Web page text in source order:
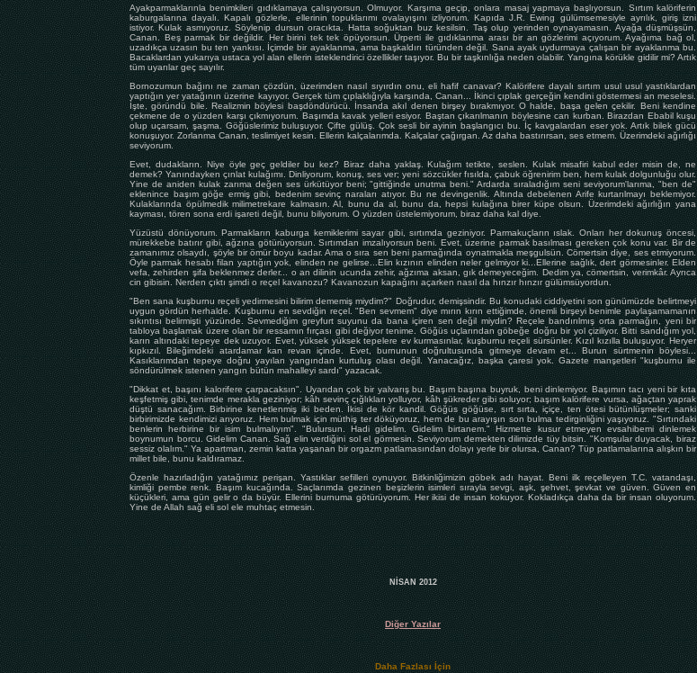
Ayakparmaklarınla benimkileri gıdıklamaya çalışıyorsun. Olmuyor. Karşıma geçip, onlara masaj yapmaya başlıyorsun. Sırtım kalöriferin
kaburgalarına dayalı. Kapalı gözlerle, ellerinin topuklarımı ovalayışını izliyorum. Kapıda J.R. Ewing gülümsemesiyle ayrılık, giriş izni
istiyor. Kulak asmıyoruz. Söylenip dursun oracıkta. Hatta soğuktan buz kesilsin. Taş olup yerinden oynayamasın. Ayağa düşmüşsün,
Canan. Beş parmak bir değildir. Her birini tek tek öpüyorsun. Ürperti ile gıdıklanma arası bir an gözlerimi açıyorum. Ayağıma bağ ol,
uzadıkça uzasın bu ten yankısı. İçimde bir ayaklanma, ama başkaldırı türünden değil. Sana ayak uydurmaya çalışan bir ayaklanma bu.
Bacaklardan yukarıya ustaca yol alan ellerin isteklendirici özellikler taşıyor. Bu bir taşkınlığa neden olabilir. Yangına körükle gidilir mi? Artık
tüm uyarılar geç sayılır.
Bornozumun bağını ne zaman çözdün, üzerimden nasıl sıyırdın onu, eli hafif canavar? Kalörifere dayalı sırtım usul usul yastıklardan
yaptığın yer yatağının üzerine kayıyor. Gerçek tüm çıplaklığıyla karşında, Canan... İkinci çıplak gerçeğin kendini göstermesi an meselesi.
İşte, göründü bile. Realizmin böylesi başdöndürücü. İnsanda akıl denen birşey bırakmıyor. O halde, başa gelen çekilir. Beni kendine
çekmene de o yüzden karşı çıkmıyorum. Başımda kavak yelleri esiyor. Baştan çıkarılmanın böylesine can kurban. Birazdan Ebabil kuşu
olup uçarsam, şaşma. Göğüslerimiz buluşuyor. Çifte gülüş. Çok sesli bir ayinin başlangıcı bu. İç kavgalardan eser yok. Artık bilek gücü
konuşuyor. Zorlanma Canan, teslimiyet kesin. Ellerin kalçalarımda. Kalçalar çağırgan. Az daha bastırırsan, ses etmem. Üzerimdeki ağırlığı
seviyorum.
Evet, dudakların. Niye öyle geç geldiler bu kez? Biraz daha yaklaş. Kulağım tetikte, seslen. Kulak misafiri kabul eder misin de, ne
demek? Yanındayken çınlat kulağımı. Dinliyorum, konuş, ses ver; yeni sözcükler fısılda, çabuk öğrenirim ben, hem kulak dolgunluğu olur.
Yine de aniden kulak zarıma değen ses ürkütüyor beni; "gittiğinde unutma beni." Ardarda sıraladığım seni seviyorum'larıma, "ben de"
eklenince başım göğe ermiş gibi, bedenim sevinç naraları atıyor. Bu ne devingenlik. Altında debelenen Arife kurtarılmayı beklemiyor.
Kulaklarında öpülmedik milimetrekare kalmasın. Al, bunu da al, bunu da, hepsi kulağına birer küpe olsun. Üzerimdeki ağırlığın yana
kayması, tören sona erdi işareti değil, bunu biliyorum. O yüzden üstelemiyorum, biraz daha kal diye.
Yüzüstü dönüyorum. Parmakların kaburga kemiklerimi sayar gibi, sırtımda geziniyor. Parmakuçların ıslak. Onları her dokunuş öncesi,
mürekkebe batırır gibi, ağzına götürüyorsun. Sırtımdan imzalıyorsun beni. Evet, üzerine parmak basılması gereken çok konu var. Bir de
zamanımız olsaydı, şöyle bir ömür boyu kadar. Ama o sıra sen beni parmağında oynatmakla meşgulsün. Cömertsin diye, ses etmiyorum.
Öyle parmak hesabı filan yaptığın yok, elinden ne gelirse...Elin kızının elinden neler gelmiyor ki...Ellerine sağlık, dert görmesinler. Elden
vefa, zehirden şifa beklenmez derler... o an dilinin ucunda zehir, ağzıma aksan, gık demeyeceğim. Dedim ya, cömertsin, verimkâr. Ayrıca
cin gibisin. Nerden çıktı şimdi o reçel kavanozu? Kavanozun kapağını açarken nasıl da hınzır hınzır gülümsüyordun.
"Ben sana kuşburnu reçeli yedirmesini bilirim dememiş miydim?" Doğrudur, demişsindir. Bu konudaki ciddiyetini son günümüzde belirtmeyi
uygun gördün herhalde. Kuşburnu en sevdiğin reçel. "Ben sevmem" diye mırın kırın ettiğimde, önemli birşeyi benimle paylaşamamanın
sıkıntısı belirmişti yüzünde. Sevmediğim greyfurt suyunu da bana içiren sen değil miydin? Reçele bandırılmış orta parmağın, yeni bir
tabloya başlamak üzere olan bir ressamın fırçası gibi değiyor tenime. Göğüs uçlarından göbeğe doğru bir yol çiziliyor. Bitti sandığım yol,
karın altındaki tepeye dek uzuyor. Evet, yüksek yüksek tepelere ev kurmasınlar, kuşburnu reçeli sürsünler. Kızıl kızılla buluşuyor. Heryer
kıpkızıl. Bileğimdeki atardamar kan revan içinde. Evet, burnunun doğrultusunda gitmeye devam et... Burun sürtmenin böylesi...
Kasıklarımdan tepeye doğru yayılan yangından kurtuluş olası değil. Yanacağız, başka çaresi yok. Gazete manşetleri "kuşburnu ile
söndürülmek istenen yangın bütün mahalleyi sardı" yazacak.
"Dikkat et, başını kalorifere çarpacaksın". Uyarıdan çok bir yalvarış bu. Başım başına buyruk, beni dinlemiyor. Başımın tacı yeni bir kıta
keşfetmiş gibi, tenimde merakla geziniyor; kâh sevinç çığlıkları yolluyor, kâh şükreder gibi soluyor; başım kalörifere vursa, ağaçtan yaprak
düştü sanacağım. Birbirine kenetlenmiş iki beden. İkisi de kör kandil. Göğüs göğüse, sırt sırta, içiçe, ten ötesi bütünlüşmeler; sanki
birbirimizde kendimizi arıyoruz. Hem bulmak için müthiş ter döküyoruz, hem de bu arayışın son bulma tedirginliğini yaşıyoruz. "Sırtındaki
benlerin herbirine bir isim bulmalıyım". "Bulursun. Hadi gidelim. Gidelim birtanem." Hizmette kusur etmeyen evsahibemi dinlemek
boynumun borcu. Gidelim Canan. Sağ elin verdiğini sol el görmesin. Seviyorum demekten dilimizde tüy bitsin. "Komşular duyacak, biraz
sessiz olalım." Ya apartman, zemin katta yaşanan bir orgazm patlamasından dolayı yerle bir olursa, Canan? Tüp patlamalarına alışkın bir
millet bile, bunu kaldıramaz.
Özenle hazırladığın yatağımız perişan. Yastıklar sefilleri oynuyor. Bitkinliğimizin göbek adı hayat. Beni ilk reçelleyen T.C. vatandaşı,
kimliği pembe renk. Başım kucağında. Saçlarımda gezinen beşizlerin isimleri sırayla sevgi, aşk, şehvet, şevkat ve güven. Güven en
küçükleri, ama gün gelir o da büyür. Ellerini burnuma götürüyorum. Her ikisi de insan kokuyor. Kokladıkça daha da bir insan oluyorum.
Yine de Allah sağ eli sol ele muhtaç etmesin.
NİSAN 2012
Diğer Yazılar
Daha Fazlası İçin